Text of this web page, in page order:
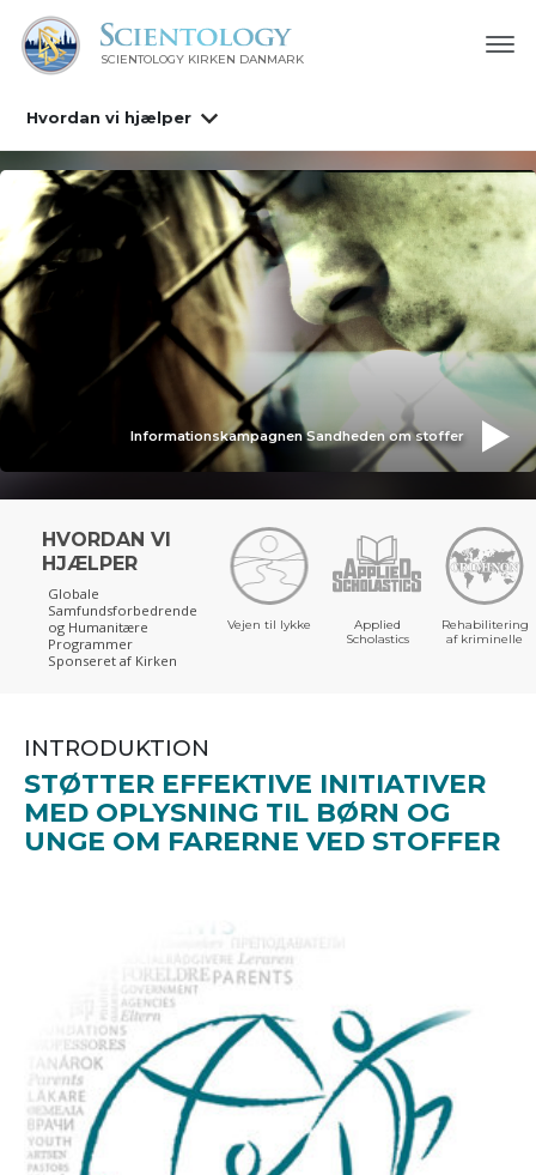
SCIENTOLOGY KIRKEN DANMARK
Hvordan vi hjælper
Informationskampagnen Sandheden om stoffer
HVORDAN VI
HJÆLPER
Globale
Samfundsforbedrende
og Humanitære
Programmer
Sponseret af Kirken
Vejen til lykke
Applied
Scholastics
Rehabilitering
af kriminelle
INTRODUKTION
STØTTER EFFEKTIVE INITIATIVER
MED OPLYSNING TIL BØRN OG
UNGE OM FARERNE VED STOFFER